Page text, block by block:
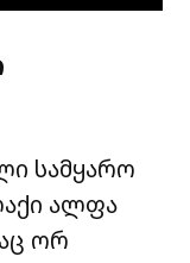
სამყარო
ალფა
ორ